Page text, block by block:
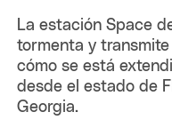
La estación Space
tormenta y
cómo se está
desde el estado de
Georgia.